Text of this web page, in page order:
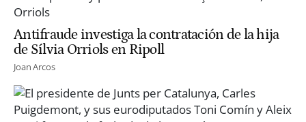
Antifraude investiga la contratación de la hija
de Sílvia Orriols en Ripoll
Joan Arcos